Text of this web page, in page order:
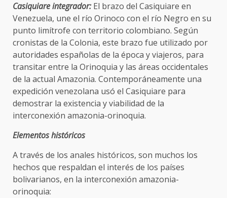
Casiquiare integrador:El brazo del Casiquiare en
Venezuela, une el río Orinoco con el río Negro en su
punto limítrofe con territorio colombiano. Según
cronistas de la Colonia, este brazo fue utilizado por
autoridades españolas de la época y viajeros, para
transitar entre la Orinoquia y las áreas occidentales
de la actual Amazonia. Contemporáneamente una
expedición venezolana usó el Casiquiare para
demostrar la existencia y viabilidad de la
interconexión amazonia-orinoquia.
Elementos históricos
A través de los anales históricos, son muchos los
hechos que respaldan el interés de los países
bolivarianos, en la interconexión amazonia-
orinoquia: